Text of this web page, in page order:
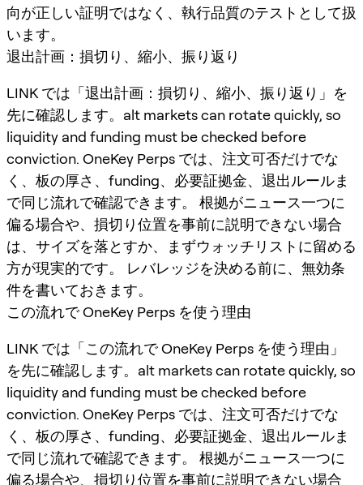
向が正しい証明ではなく、執行品質のテストとして扱
います。
退出計画：損切り、縮小、振り返り
LINK では「退出計画：損切り、縮小、振り返り」を
先に確認します。alt markets can rotate quickly, so
liquidity and funding must be checked before
conviction. OneKey Perps では、注文可否だけでな
く、板の厚さ、funding、必要証拠金、退出ルールま
で同じ流れで確認できます。 根拠がニュース一つに
偏る場合や、損切り位置を事前に説明できない場合
は、サイズを落とすか、まずウォッチリストに留める
方が現実的です。 レバレッジを決める前に、無効条
件を書いておきます。
この流れで OneKey Perps を使う理由
LINK では「この流れで OneKey Perps を使う理由」
を先に確認します。alt markets can rotate quickly, so
liquidity and funding must be checked before
conviction. OneKey Perps では、注文可否だけでな
く、板の厚さ、funding、必要証拠金、退出ルールま
で同じ流れで確認できます。 根拠がニュース一つに
偏る場合や、損切り位置を事前に説明できない場合